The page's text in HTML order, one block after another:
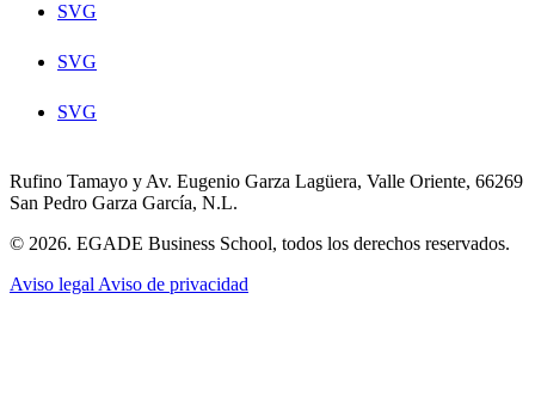
SVG
SVG
SVG
Rufino Tamayo y Av. Eugenio Garza Lagüera, Valle Oriente, 66269
San Pedro Garza García, N.L.
© 2026. EGADE Business School, todos los derechos reservados.
Aviso legal Aviso de privacidad